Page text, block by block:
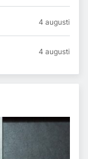
4 augusti
4 augusti